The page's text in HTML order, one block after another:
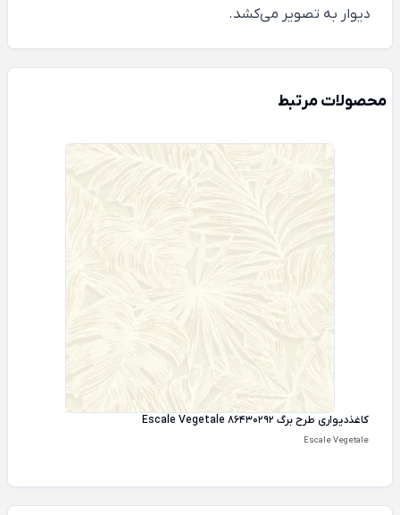
دیوار به تصویر می‌کشد.
محصولات مرتبط
کاغذ‌دیواری طرح برگ Escale Vegetale 86430292
Escale Vegetale